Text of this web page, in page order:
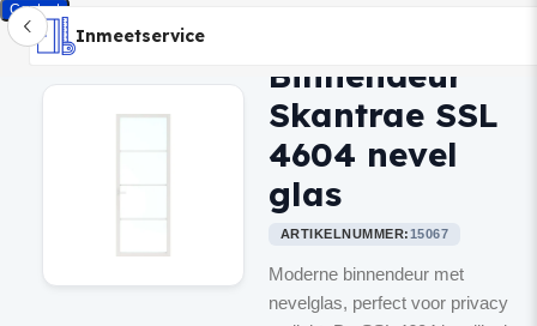
Contact
Inmeetservice
Montageservice
Advies op maat
Showroom
Inmeetservice
Binnendeur
Skantrae SSL
4604 nevel
glas
ARTIKELNUMMER:15067
Moderne binnendeur met
nevelglas, perfect voor privacy